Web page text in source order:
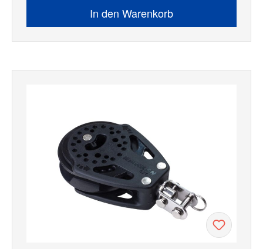
In den Warenkorb